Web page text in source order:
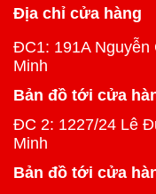
Địa chỉ cửa hàng
ĐC1: 191A Nguyễn
Minh
Bản đồ tới cửa
ĐC 2: 1227/24 Lê
Minh
Bản đồ tới cửa